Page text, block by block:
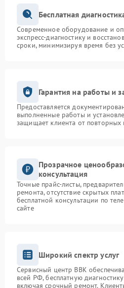
Бесплатная
Современное оборудование и
экспресс-диагностику и
сроки, минимизируя время без
Гарантия на работы и
Предоставляется
выполненные работы и
защищает клиента от повторных
Прозрачное
консультация
Точные прайс-листы,
ремонта, отсутствие скрытых
бесплатной консультации по
сайте
Широкий спектр услуг
Сервисный центр BBK
всей РФ, бесплатную
включая срочный ремонт.